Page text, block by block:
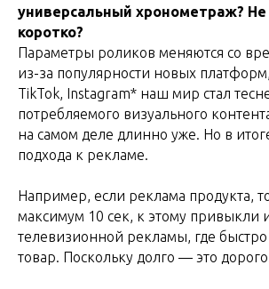
универсальный хронометраж?
коротко?
Параметры роликов меняются со
из-за популярности новых
TikTok, Instagram* наш мир стал
потребляемого визуального
на самом деле длинно уже. Но в
подхода к рекламе.
Например, если реклама продукта,
максимум 10 сек, к этому привыкли
телевизионной рекламы, где
товар. Поскольку долго — это